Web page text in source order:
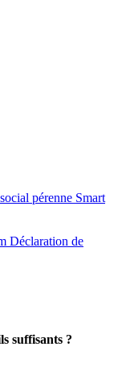
pérenne Smart
Déclaration de
suffisants ?